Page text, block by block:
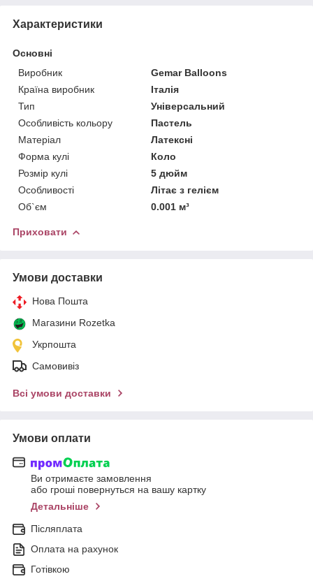
Характеристики
Основні
Виробник
Gemar Balloons
Країна виробник
Італія
Тип
Універсальний
Особливість кольору
Пастель
Матеріал
Латексні
Форма кулі
Коло
Розмір кулі
5 дюйм
Особливості
Літає з гелієм
Об`єм
0.001 м³
Приховати
Умови доставки
Нова Пошта
Магазини Rozetka
Укрпошта
Самовивіз
Всі умови доставки
Умови оплати
Ви отримаєте замовлення
або гроші повернуться на вашу картку
Детальніше
Післяплата
Оплата на рахунок
Готівкою